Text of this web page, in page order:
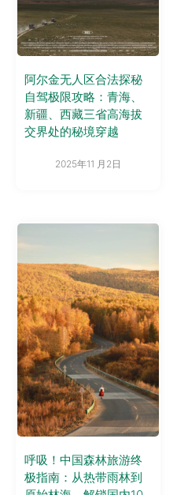
阿尔金无人区合法探秘
自驾极限攻略：青海、
新疆、西藏三省高海拔
交界处的秘境穿越
2025年11 月2日
呼吸！中国森林旅游终
极指南：从热带雨林到